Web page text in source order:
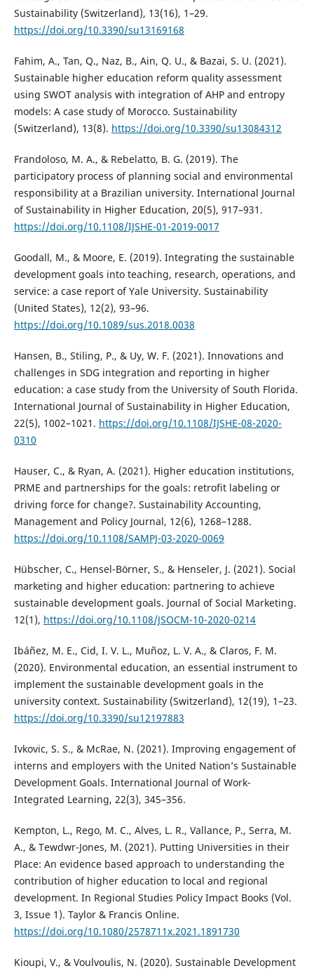
Sustainability (Switzerland), 13(16), 1–29.
https://doi.org/10.3390/su13169168
Fahim, A., Tan, Q., Naz, B., Ain, Q. U., & Bazai, S. U. (2021).
Sustainable higher education reform quality assessment
using SWOT analysis with integration of AHP and entropy
models: A case study of Morocco. Sustainability
(Switzerland), 13(8). https://doi.org/10.3390/su13084312
Frandoloso, M. A., & Rebelatto, B. G. (2019). The
participatory process of planning social and environmental
responsibility at a Brazilian university. International Journal
of Sustainability in Higher Education, 20(5), 917–931.
https://doi.org/10.1108/IJSHE-01-2019-0017
Goodall, M., & Moore, E. (2019). Integrating the sustainable
development goals into teaching, research, operations, and
service: a case report of Yale University. Sustainability
(United States), 12(2), 93–96.
https://doi.org/10.1089/sus.2018.0038
Hansen, B., Stiling, P., & Uy, W. F. (2021). Innovations and
challenges in SDG integration and reporting in higher
education: a case study from the University of South Florida.
International Journal of Sustainability in Higher Education,
22(5), 1002–1021. https://doi.org/10.1108/IJSHE-08-2020-
0310
Hauser, C., & Ryan, A. (2021). Higher education institutions,
PRME and partnerships for the goals: retrofit labeling or
driving force for change?. Sustainability Accounting,
Management and Policy Journal, 12(6), 1268–1288.
https://doi.org/10.1108/SAMPJ-03-2020-0069
Hübscher, C., Hensel-Börner, S., & Henseler, J. (2021). Social
marketing and higher education: partnering to achieve
sustainable development goals. Journal of Social Marketing.
12(1), https://doi.org/10.1108/JSOCM-10-2020-0214
Ibáñez, M. E., Cid, I. V. L., Muñoz, L. V. A., & Claros, F. M.
(2020). Environmental education, an essential instrument to
implement the sustainable development goals in the
university context. Sustainability (Switzerland), 12(19), 1–23.
https://doi.org/10.3390/su12197883
Ivkovic, S. S., & McRae, N. (2021). Improving engagement of
interns and employers with the United Nation’s Sustainable
Development Goals. International Journal of Work-
Integrated Learning, 22(3), 345–356.
Kempton, L., Rego, M. C., Alves, L. R., Vallance, P., Serra, M.
A., & Tewdwr-Jones, M. (2021). Putting Universities in their
Place: An evidence based approach to understanding the
contribution of higher education to local and regional
development. In Regional Studies Policy Impact Books (Vol.
3, Issue 1). Taylor & Francis Online.
https://doi.org/10.1080/2578711x.2021.1891730
Kioupi, V., & Voulvoulis, N. (2020). Sustainable Development